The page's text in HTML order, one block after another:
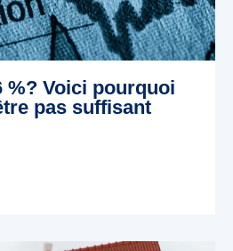
%? Voici pourquoi
pas suffisant